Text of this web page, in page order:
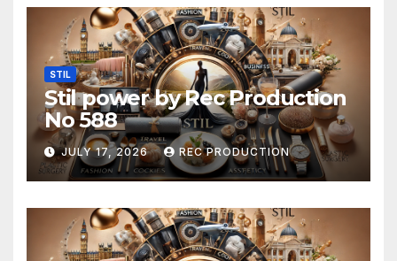
STIL
Stil power by Rec Production
No 588
JULY 17, 2026 REC PRODUCTION